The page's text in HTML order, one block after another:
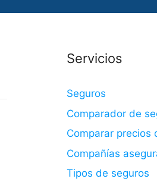
Servicios
Seguros
Comparador de
Comparar precios
Compañías
Tipos de seguros